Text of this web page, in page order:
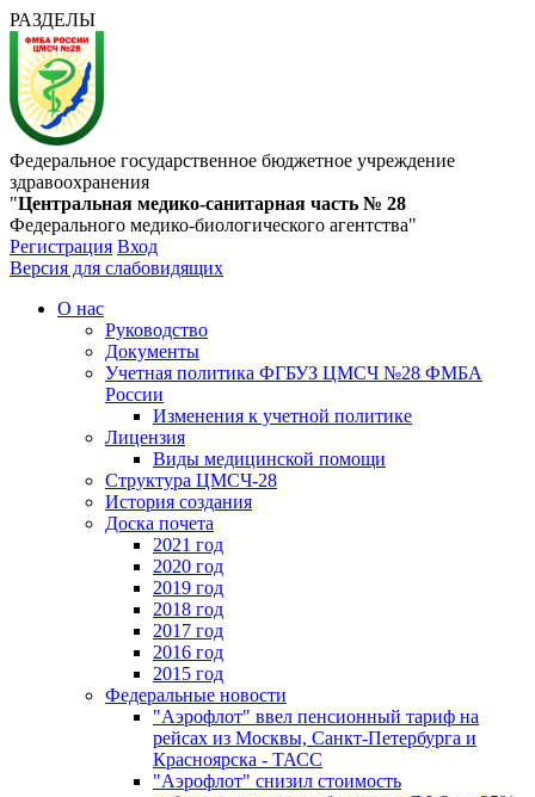
РАЗДЕЛЫ
Федеральное государственное бюджетное учреждение
здравоохранения
"Центральная медико-санитарная часть № 28
Федерального медико-биологического агентства"
Регистрация Вход
Версия для слабовидящих
О нас
Руководство
Документы
Учетная политика ФГБУЗ ЦМСЧ №28 ФМБА
России
Изменения к учетной политике
Лицензия
Виды медицинской помощи
Структура ЦМСЧ-28
История создания
Доска почета
2021 год
2020 год
2019 год
2018 год
2017 год
2016 год
2015 год
Федеральные новости
"Аэрофлот" ввел пенсионный тариф на
рейсах из Москвы, Санкт-Петербурга и
Красноярска - ТАСС
"Аэрофлот" снизил стоимость